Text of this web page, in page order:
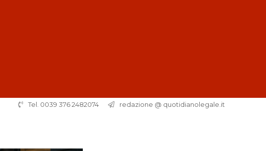
Tel. 0039 376 2482074 redazione @ quotidianolegale.it